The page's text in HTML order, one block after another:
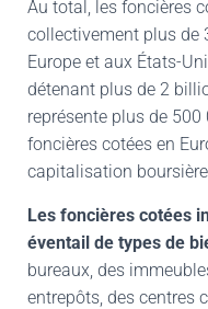
Au total, les foncières
collectivement plus de
Europe et aux États-
détenant plus de 2
représente plus de
foncières cotées en
capitalisation
Les foncières cotées
éventail de types de
bureaux, des
entrepôts, des centres